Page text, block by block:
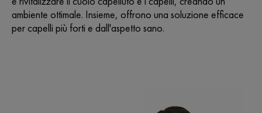
ambiente ottimale. Insieme, offrono una soluzione efficace
per capelli più forti e dall'aspetto sano.